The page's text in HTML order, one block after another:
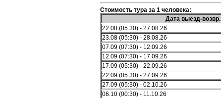
Стоимость тура за 1 человека:
Дата выезд-возвр.
22.08 (05:30) - 27.08.26
23.08 (05:30) - 28.08.26
07.09 (07:30) - 12.09.26
12.09 (07:30) - 17.09.26
17.09 (05:30) - 22.09.26
22.09 (05:30) - 27.09.26
27.09 (05:30) - 02.10.26
06.10 (00:30) - 11.10.26